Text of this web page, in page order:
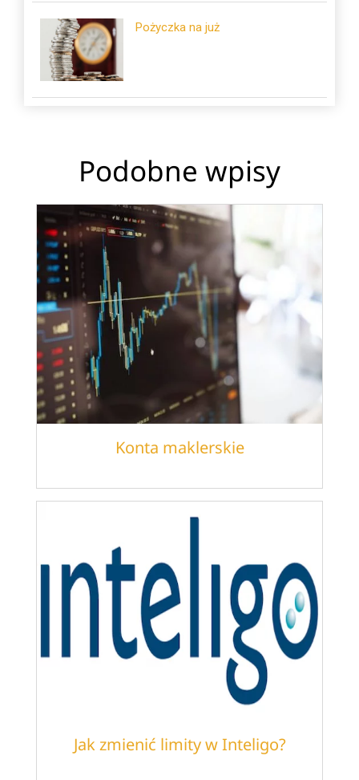
Pożyczka na już
Podobne wpisy
Konta maklerskie
Jak zmienić limity w Inteligo?